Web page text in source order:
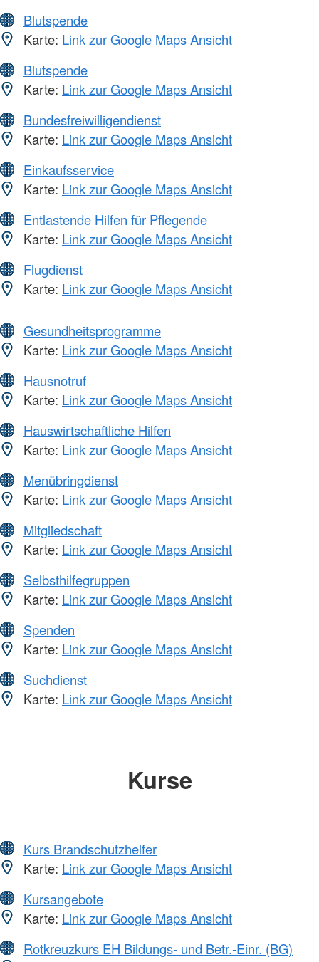
Blutspende
Karte: Link zur Google Maps Ansicht
Blutspende
Karte: Link zur Google Maps Ansicht
Bundesfreiwilligendienst
Karte: Link zur Google Maps Ansicht
Einkaufsservice
Karte: Link zur Google Maps Ansicht
Entlastende Hilfen für Pflegende
Karte: Link zur Google Maps Ansicht
Flugdienst
Karte: Link zur Google Maps Ansicht
Gesundheitsprogramme
Karte: Link zur Google Maps Ansicht
Hausnotruf
Karte: Link zur Google Maps Ansicht
Hauswirtschaftliche Hilfen
Karte: Link zur Google Maps Ansicht
Menübringdienst
Karte: Link zur Google Maps Ansicht
Mitgliedschaft
Karte: Link zur Google Maps Ansicht
Selbsthilfegruppen
Karte: Link zur Google Maps Ansicht
Spenden
Karte: Link zur Google Maps Ansicht
Suchdienst
Karte: Link zur Google Maps Ansicht
Kurse
Kurs Brandschutzhelfer
Karte: Link zur Google Maps Ansicht
Kursangebote
Karte: Link zur Google Maps Ansicht
Rotkreuzkurs EH Bildungs- und Betr.-Einr. (BG)